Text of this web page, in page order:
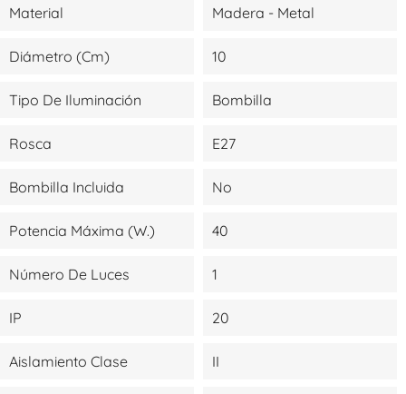
Material Madera - Metal
Diámetro (cm) 10
Tipo De Iluminación Bombilla
Rosca E27
Bombilla Incluida No
Potencia Máxima (W.) 40
Número De Luces 1
IP 20
Aislamiento Clase II